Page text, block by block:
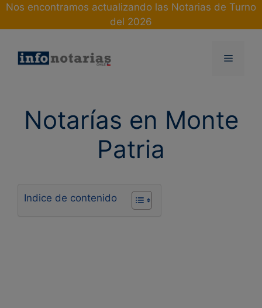
Skip
Nos encontramos actualizando las Notarias de Turno
del 2026
Menu
Notarías en Monte
Patria
Indice de contenido